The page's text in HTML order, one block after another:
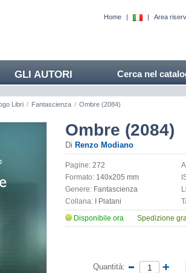
Home | | Area
Cerca nel
GLI AUTORI
Libri / Fantascienza / Ombre (2084)
Ombre (2084)
Di Renzo Modiano
Pagine: 272
Formato: 140x205 mm
Genere: Fantascienza
Collana:
I Platani
Spedizione
Disponibile ora
Quantità: